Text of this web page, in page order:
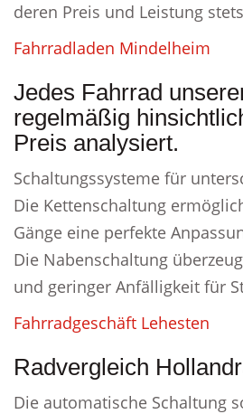
deren Preis und Leistung
Fahrradladen Mindelheim
Jedes Fahrrad
regelmäßig
Preis analysiert.
Schaltungssysteme für
Die Kettenschaltung
Gänge eine perfekte
Die Nabenschaltung
und geringer Anfälligkeit für
Fahrradgeschäft Lehesten
Radvergleich
Die automatische Schaltung